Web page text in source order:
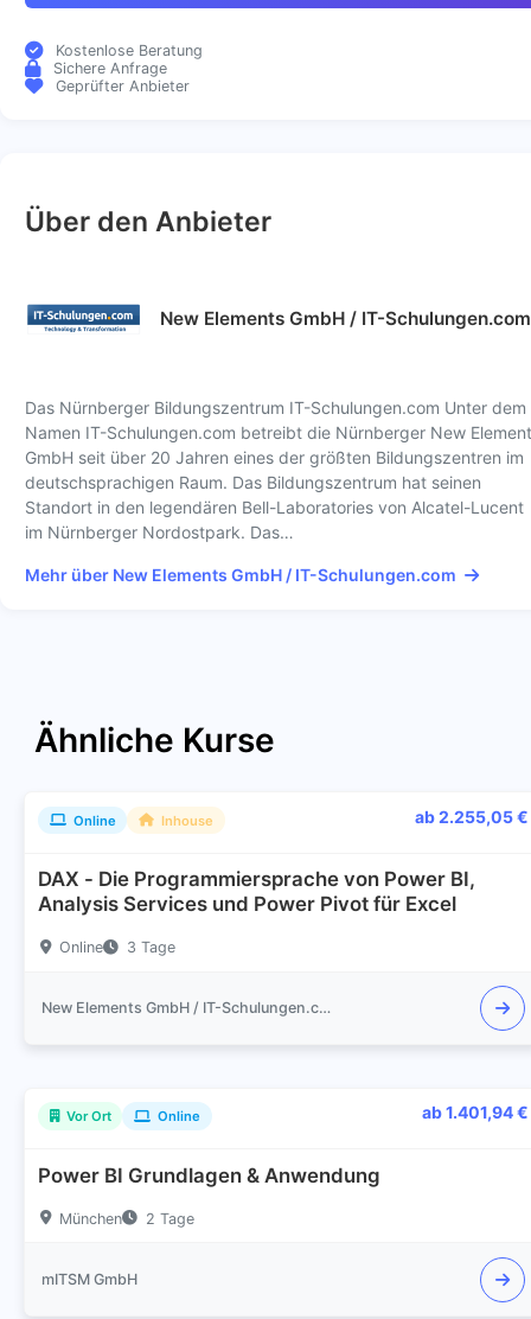
Kostenlose Beratung
Sichere Anfrage
Geprüfter Anbieter
Über den Anbieter
New Elements GmbH / IT-Schulungen.com
Das Nürnberger Bildungszentrum IT-Schulungen.com Unter dem
Namen IT-Schulungen.com betreibt die Nürnberger New
GmbH seit über 20 Jahren eines der größten Bildungszentren im
deutschsprachigen Raum. Das Bildungszentrum hat seinen
Standort in den legendären Bell-Laboratories von Alcatel-Lucent
im Nürnberger Nordostpark. Das…
Mehr über New Elements GmbH / IT-Schulungen.com
Ähnliche Kurse
Online Inhouse ab 2.255,05 €
DAX - Die Programmiersprache von Power BI,
Analysis Services und Power Pivot für Excel
Online 3 Tage
New Elements GmbH / IT-Schulungen.com
Vor Ort Online ab 1.401,94 €
Power BI Grundlagen & Anwendung
München 2 Tage
mITSM GmbH